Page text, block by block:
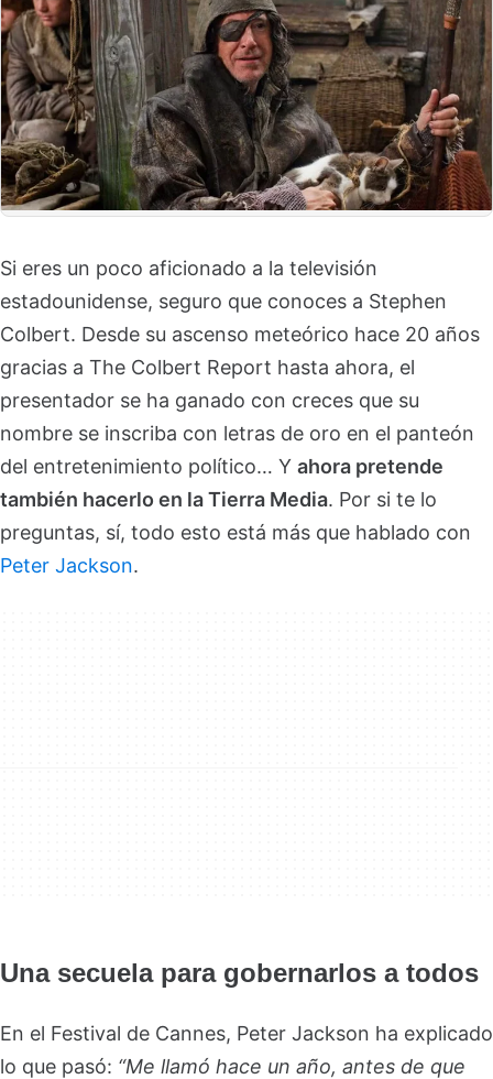
Si eres un poco aficionado a la televisión
estadounidense, seguro que conoces a Stephen
Colbert. Desde su ascenso meteórico hace 20 años
gracias a The Colbert Report hasta ahora, el
presentador se ha ganado con creces que su
nombre se inscriba con letras de oro en el panteón
del entretenimiento político… Y ahora pretende
también hacerlo en la Tierra Media. Por si te lo
preguntas, sí, todo esto está más que hablado con
Peter Jackson.
Una secuela para gobernarlos a todos
En el Festival de Cannes, Peter Jackson ha explicado
lo que pasó: “Me llamó hace un año, antes de que